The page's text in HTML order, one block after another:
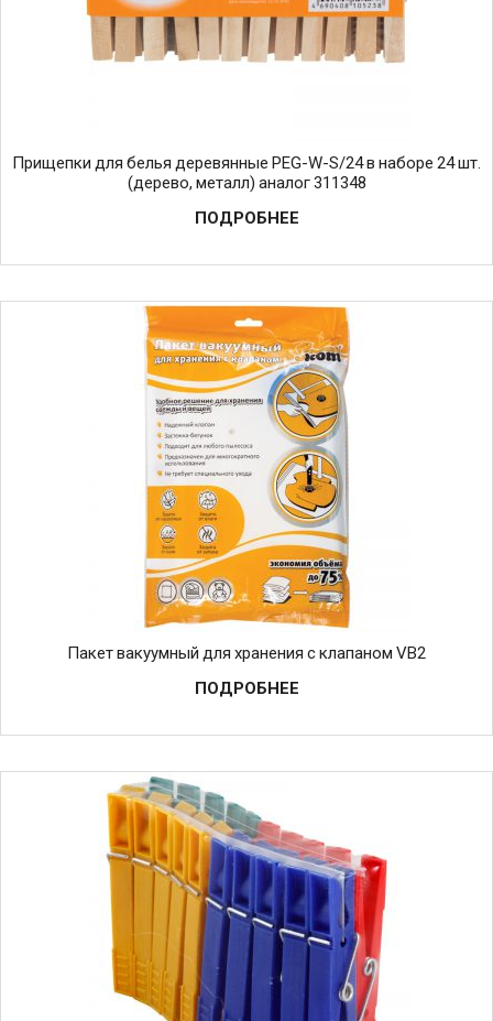
Прищепки для белья деревянные PEG-W-S/24 в наборе 24 шт.
(дерево, металл) аналог 311348
ПОДРОБНЕЕ
Пакет вакуумный для хранения с клапаном VB2
ПОДРОБНЕЕ